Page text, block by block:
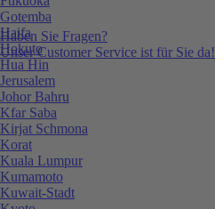
Haben Sie Fragen?
Unser Customer Service ist für Sie da!
Gotemba
Haifa
Hokuto
Hua Hin
Jerusalem
Johor Bahru
Kfar Saba
Kirjat Schmona
Korat
Kuala Lumpur
Kumamoto
Kuwait-Stadt